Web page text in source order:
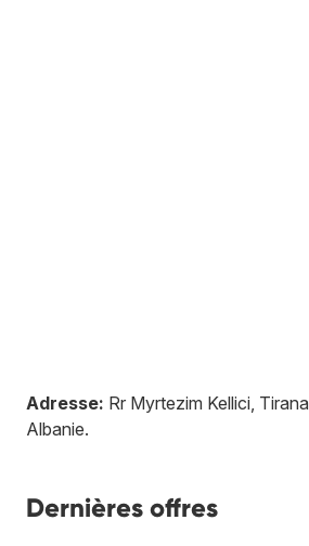
Adresse: Rr Myrtezim Kellici, Tirana
Albanie.
Dernières offres